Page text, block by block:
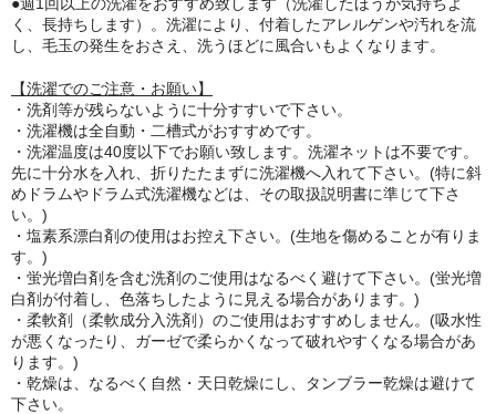
く、長持ちします）。洗濯により、付着したアレルゲンや汚れを流
し、毛玉の発生をおさえ、洗うほどに風合いもよくなります。
【洗濯でのご注意・お願い】
・洗剤等が残らないように十分すすいで下さい。
・洗濯機は全自動・二槽式がおすすめです。
・洗濯温度は40度以下でお願い致します。洗濯ネットは不要です。
先に十分水を入れ、折りたたまずに洗濯機へ入れて下さい。(特に斜
めドラムやドラム式洗濯機などは、その取扱説明書に準じて下さ
い。)
・塩素系漂白剤の使用はお控え下さい。(生地を傷めることが有りま
す。)
・蛍光増白剤を含む洗剤のご使用はなるべく避けて下さい。(蛍光増
白剤が付着し、色落ちしたように見える場合があります。)
・柔軟剤（柔軟成分入洗剤）のご使用はおすすめしません。(吸水性
が悪くなったり、ガーゼで柔らかくなって破れやすくなる場合があ
ります。)
・乾燥は、なるべく自然・天日乾燥にし、タンブラー乾燥は避けて
下さい。